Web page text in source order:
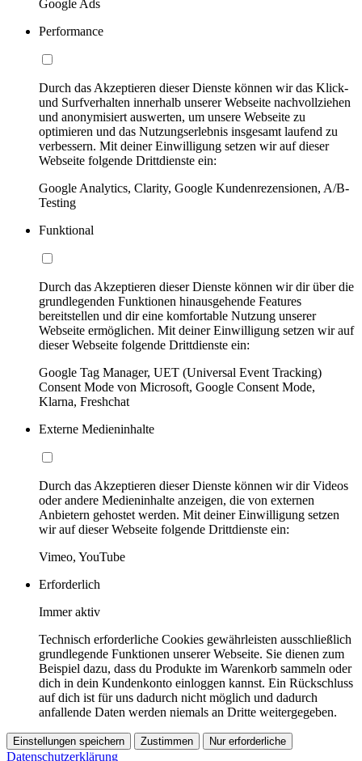
Google Ads
Performance
Durch das Akzeptieren dieser Dienste können wir das Klick-
und Surfverhalten innerhalb unserer Webseite nachvollziehen
und anonymisiert auswerten, um unsere Webseite zu
optimieren und das Nutzungserlebnis insgesamt laufend zu
verbessern. Mit deiner Einwilligung setzen wir auf dieser
Webseite folgende Drittdienste ein:
Google Analytics, Clarity, Google Kundenrezensionen, A/B-
Testing
Funktional
Durch das Akzeptieren dieser Dienste können wir dir über die
grundlegenden Funktionen hinausgehende Features
bereitstellen und dir eine komfortable Nutzung unserer
Webseite ermöglichen. Mit deiner Einwilligung setzen wir auf
dieser Webseite folgende Drittdienste ein:
Google Tag Manager, UET (Universal Event Tracking)
Consent Mode von Microsoft, Google Consent Mode,
Klarna, Freshchat
Externe Medieninhalte
Durch das Akzeptieren dieser Dienste können wir dir Videos
oder andere Medieninhalte anzeigen, die von externen
Anbietern gehostet werden. Mit deiner Einwilligung setzen
wir auf dieser Webseite folgende Drittdienste ein:
Vimeo, YouTube
Erforderlich
Immer aktiv
Technisch erforderliche Cookies gewährleisten ausschließlich
grundlegende Funktionen unserer Webseite. Sie dienen zum
Beispiel dazu, dass du Produkte im Warenkorb sammeln oder
dich in dein Kundenkonto einloggen kannst. Ein Rückschluss
auf dich ist für uns dadurch nicht möglich und dadurch
anfallende Daten werden niemals an Dritte weitergegeben.
Einstellungen speichern Zustimmen Nur erforderliche
Datenschutzerklärung